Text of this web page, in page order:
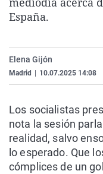
España.
Elena Gijón
Madrid 10.07.2025 14:08
Los socialistas
nota la sesión
realidad, salvo
lo esperado. Que
cómplices de un